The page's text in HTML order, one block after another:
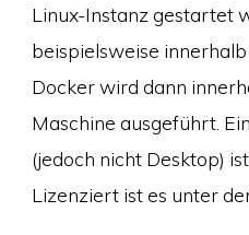
Linux-Instanz gestartet
beispielsweise
Docker wird dann
Maschine ausgeführt.‎
(jedoch nicht Desktop) ist
Lizenziert ist es unter